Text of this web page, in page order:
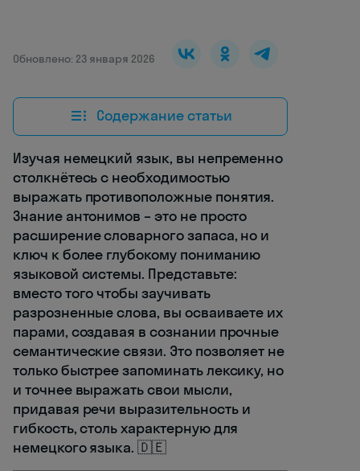
Обновлено: 23 января 2026
Содержание статьи
Изучая немецкий язык, вы непременно
столкнётесь с необходимостью
выражать противоположные понятия.
Знание антонимов – это не просто
расширение словарного запаса, но и
ключ к более глубокому пониманию
языковой системы. Представьте:
вместо того чтобы заучивать
разрозненные слова, вы осваиваете их
парами, создавая в сознании прочные
семантические связи. Это позволяет не
только быстрее запоминать лексику, но
и точнее выражать свои мысли,
придавая речи выразительность и
гибкость, столь характерную для
немецкого языка. 🇩🇪